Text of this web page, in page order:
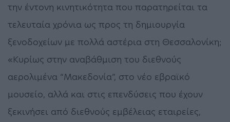
την έντονη κινητικότητα που παρατηρείται τα
τελευταία χρόνια ως προς τη δημιουργία
ξενοδοχείων με πολλά αστέρια στη Θεσσαλονίκη;
«Κυρίως στην αναβάθμιση του διεθνούς
αερολιμένα “Μακεδονία”, στο νέο εβραϊκό
μουσείο, αλλά και στις επενδύσεις που έχουν
ξεκινήσει από διεθνούς εμβέλειας εταιρείες,